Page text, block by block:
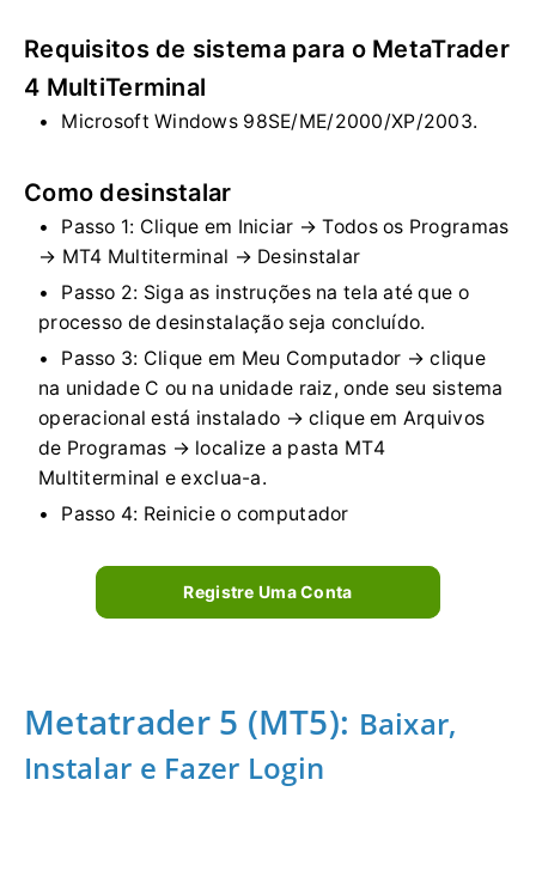
Requisitos de sistema para o MetaTrader
4 MultiTerminal
Microsoft Windows 98SE/ME/2000/XP/2003.
Como desinstalar
Passo 1: Clique em Iniciar → Todos os Programas
→ MT4 Multiterminal → Desinstalar
Passo 2: Siga as instruções na tela até que o
processo de desinstalação seja concluído.
Passo 3: Clique em Meu Computador → clique
na unidade C ou na unidade raiz, onde seu sistema
operacional está instalado → clique em Arquivos
de Programas → localize a pasta MT4
Multiterminal e exclua-a.
Passo 4: Reinicie o computador
Registre Uma Conta
Metatrader 5 (MT5): Baixar,
Instalar e Fazer Login